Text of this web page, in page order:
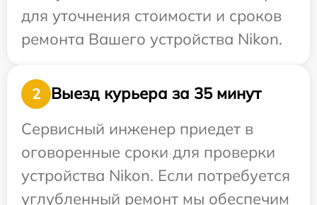
для уточнения стоимости и сроков
ремонта Вашего устройства Nikon.
2
Выезд курьера за 35 минут
Сервисный инженер приедет в
оговоренные сроки для проверки
устройства Nikon. Если потребуется
углубленный ремонт мы обеспечим